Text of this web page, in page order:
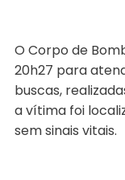
O Corpo de
20h27 para
buscas,
a vítima foi
sem sinais vitais.